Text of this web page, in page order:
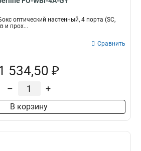
оптический настенный, 4 порта (SC,
и прох...
Сравнить
534,50 ₽
– +
В корзину